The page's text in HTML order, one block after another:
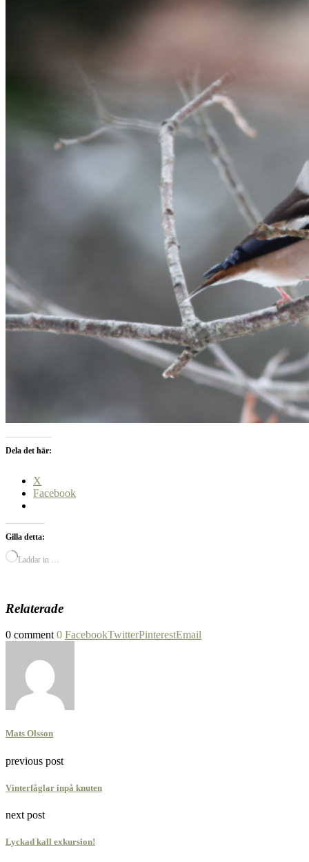
Dela det här:
X
Facebook
Gilla detta:
Laddar in …
Relaterade
0 comment 0 FacebookTwitterPinterestEmail
Mats Olsson
previous post
Vinterfåglar inpå knuten
next post
Lyckad kall exkursion!